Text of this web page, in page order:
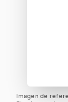
Imagen de